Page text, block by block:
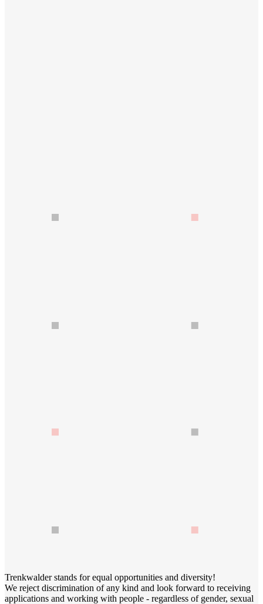
Trenkwalder stands for equal opportunities and diversity!
We reject discrimination of any kind and look forward to receiving
applications and working with people - regardless of gender, sexual